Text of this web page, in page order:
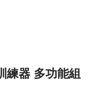
練器 多功能組